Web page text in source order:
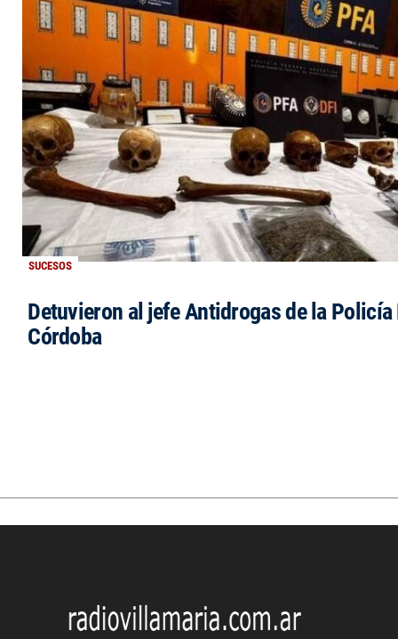
SUCESOS
Detuvieron al jefe Antidrogas de la Policía
Córdoba